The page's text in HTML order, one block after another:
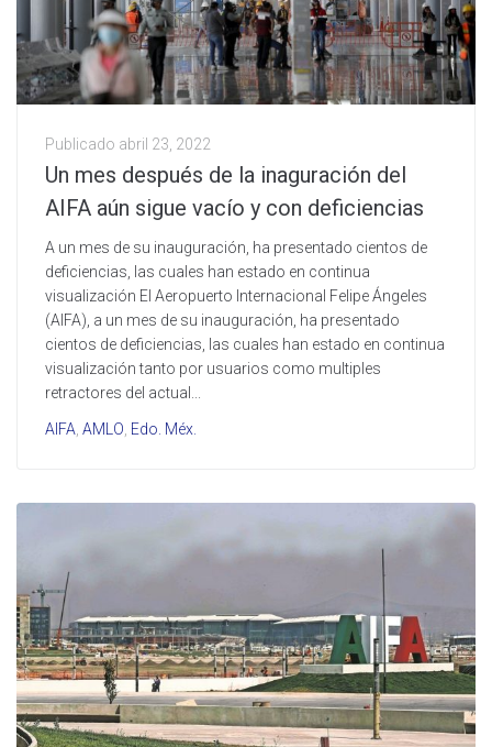
Publicado abril 23, 2022
Un mes después de la inaguración del
AIFA aún sigue vacío y con deficiencias
A un mes de su inauguración, ha presentado cientos de
deficiencias, las cuales han estado en continua
visualización El Aeropuerto Internacional Felipe Ángeles
(AIFA), a un mes de su inauguración, ha presentado
cientos de deficiencias, las cuales han estado en continua
visualización tanto por usuarios como multiples
retractores del actual...
AIFA AMLO Edo. Méx.